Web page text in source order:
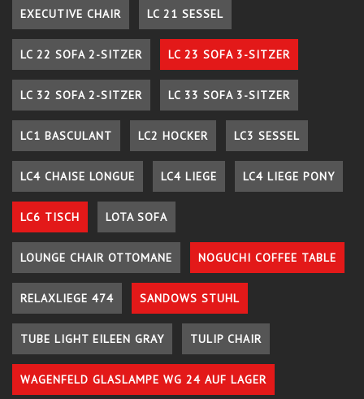
EXECUTIVE CHAIR LC 21 SESSEL
LC 22 SOFA 2-SITZER LC 23 SOFA 3-SITZER
LC 32 SOFA 2-SITZER LC 33 SOFA 3-SITZER
LC1 BASCULANT LC2 HOCKER LC3 SESSEL
LC4 CHAISE LONGUE LC4 LIEGE LC4 LIEGE PONY
LC6 TISCH LOTA SOFA
LOUNGE CHAIR OTTOMANE NOGUCHI COFFEE TABLE
RELAXLIEGE 474 SANDOWS STUHL
TUBE LIGHT EILEEN GRAY TULIP CHAIR
WAGENFELD GLASLAMPE WG 24 AUF LAGER